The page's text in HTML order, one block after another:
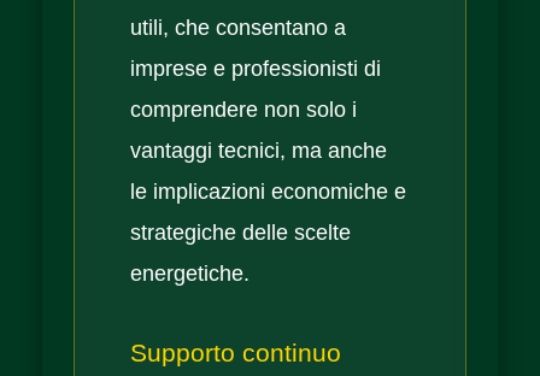
utili, che consentano a
imprese e professionisti di
comprendere non solo i
vantaggi tecnici, ma anche
le implicazioni economiche e
strategiche delle scelte
energetiche.
Supporto continuo